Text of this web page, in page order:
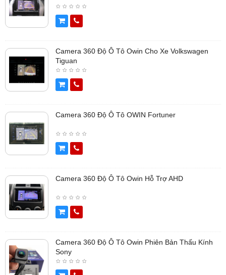
Camera 360 Độ Ô Tô Owin Cho Xe Volkswagen
Tiguan
Camera 360 Độ Ô Tô OWIN Fortuner
Camera 360 Độ Ô Tô Owin Hỗ Trợ AHD
Camera 360 Độ Ô Tô Owin Phiên Bản Thấu Kính
Sony